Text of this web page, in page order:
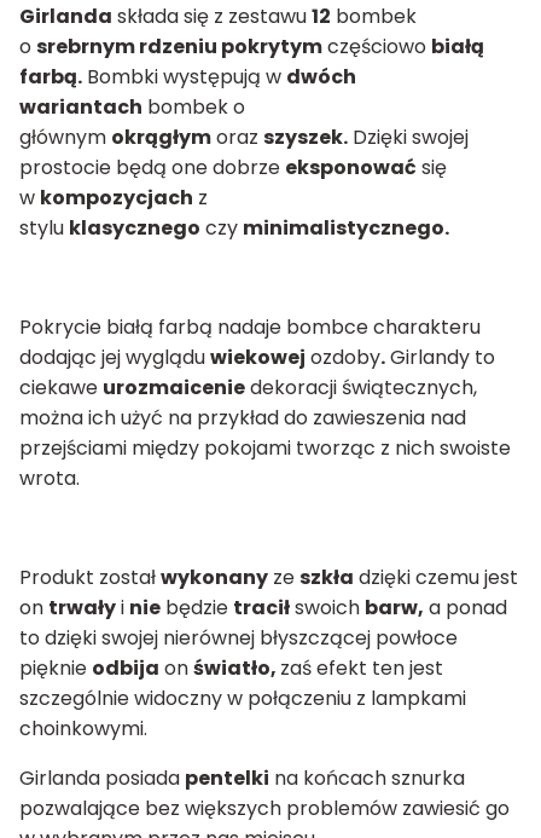
Girlanda składa się z zestawu12 bombek
o srebrnym rdzeniu pokrytymczęściowo białą
farbą. Bombki występują w dwóch
wariantach bombek o
głównym okrągłymoraz szyszek. Dzięki swojej
prostocie będą one dobrze eksponować się
w kompozycjach z
stylu klasycznego czy minimalistycznego.
Pokrycie białą farbą nadaje bombce charakteru
dodając jej wygląduwiekowej ozdoby.Girlandy to
ciekawe urozmaiceniedekoracji świątecznych,
można ich użyć na przykład do zawieszenia nad
przejściami między pokojami tworząc z nich swoiste
wrota.
Produkt zostałwykonany zeszkła dzięki czemu jest
on trwałyi nie będzie traciłswoich barw, a ponad
to dzięki swojej nierównej błyszczącej powłoce
pięknie odbija onświatło, zaś efekt ten jest
szczególnie widoczny w połączeniu z lampkami
choinkowymi.
Girlanda posiada pentelki na końcach sznurka
pozwalające bez większych problemów zawiesić go